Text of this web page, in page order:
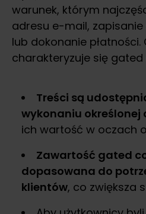
warunek, którym
adresu e-mail,
lub dokonanie płatności.
charakteryzuje się
Treści są
wykonaniu określonej
ich wartość w oczach
Zawartość gated
dopasowana do
klientów, co zwiększa